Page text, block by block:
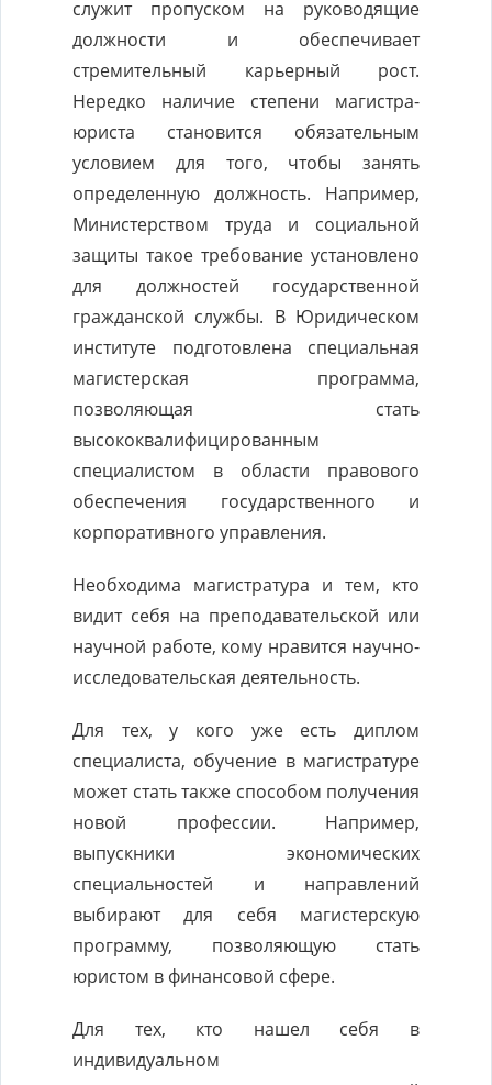
служит пропуском на руководящие
должности и обеспечивает
стремительный карьерный рост.
Нередко наличие степени магистра-
юриста становится обязательным
условием для того, чтобы занять
определенную должность. Например,
Министерством труда и социальной
защиты такое требование установлено
для должностей государственной
гражданской службы. В Юридическом
институте подготовлена специальная
магистерская программа,
позволяющая стать
высококвалифицированным
специалистом в области правового
обеспечения государственного и
корпоративного управления.
Необходима магистратура и тем, кто
видит себя на преподавательской или
научной работе, кому нравится научно-
исследовательская деятельность.
Для тех, у кого уже есть диплом
специалиста, обучение в магистратуре
может стать также способом получения
новой профессии. Например,
выпускники экономических
специальностей и направлений
выбирают для себя магистерскую
программу, позволяющую стать
юристом в финансовой сфере.
Для тех, кто нашел себя в
индивидуальном